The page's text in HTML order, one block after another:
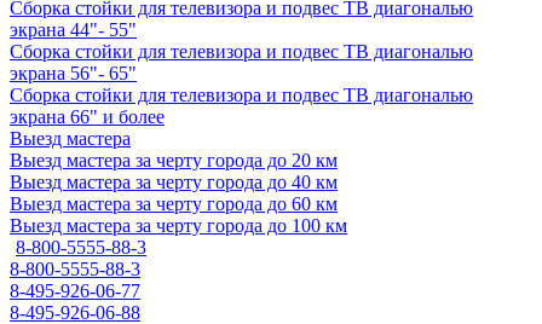
Сборка стойки для телевизора и подвес ТВ диагональю
экрана 44"- 55"
Сборка стойки для телевизора и подвес ТВ диагональю
экрана 56"- 65"
Сборка стойки для телевизора и подвес ТВ диагональю
экрана 66" и более
Выезд мастера
Выезд мастера за черту города до 20 км
Выезд мастера за черту города до 40 км
Выезд мастера за черту города до 60 км
Выезд мастера за черту города до 100 км
8-800-5555-88-3
8-800-5555-88-3
8-495-926-06-77
8-495-926-06-88